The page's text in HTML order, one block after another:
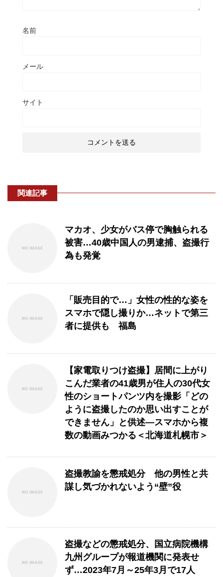
名前
メール
サイト
関連記事
マカオ、少女がバス停で胸触られる
被害…40歳中国人の男逮捕、盗撮行
為も発覚
「販売目的で…」女性の性的な姿を
スマホで隠し撮りか…ネットで第三
者に提供も 福島
【家電取りつけ盗撮】居間に上がり
こんだ業者の41歳男が住人の30代女
性のショートパンツ内を撮影「どの
ように盗撮したのか思い出すことが
できません」と供述―スマホから複
数の動画みつかる＜北海道札幌市＞
盗撮教諭を懲戒処分 他の男性と共
謀し気づかれないよう“壁”役
盗撮などの懲戒処分、国立病院機構
九州グループが報道機関に発表せ
ず…2023年7月～25年3月で17人